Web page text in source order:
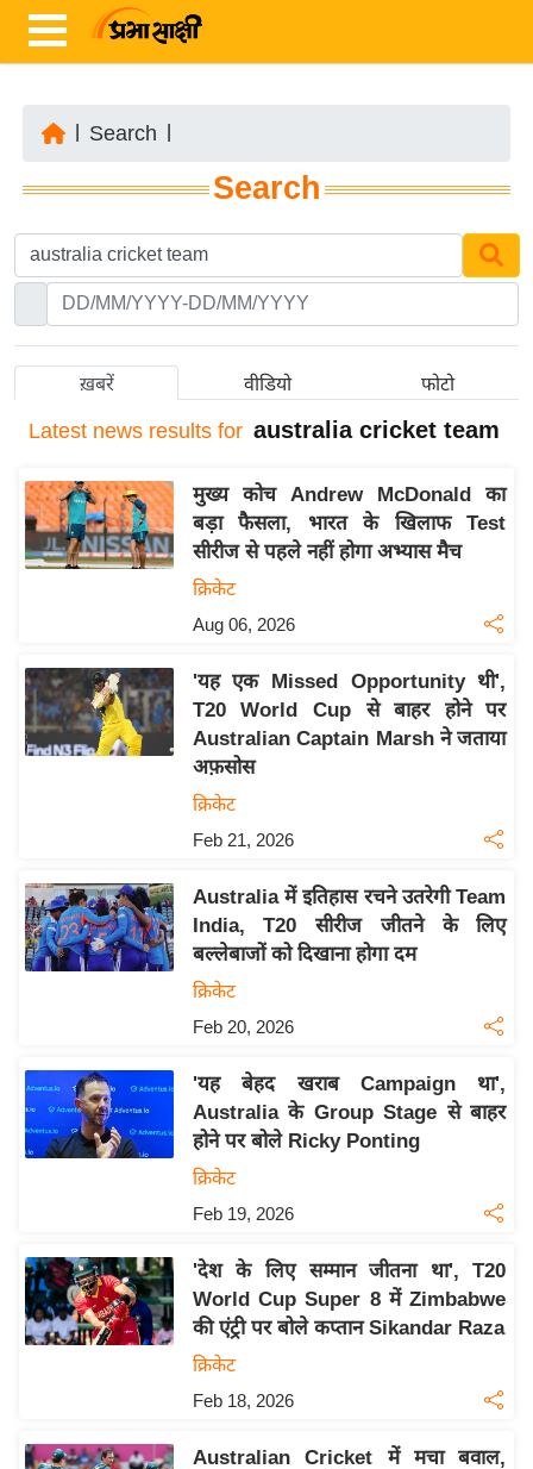
ज़ा
ख
र
ष्ट्री
अं
र्रा
ष्ट्री
य
स
उ
द्यो
त
वि
शे
य
ब
ज
क्रि
के
ट
L
Search
Search
ख़बरें वीडियो फोटो
Latest news results for australia cricket team
मुख्य कोच Andrew McDonald का
बड़ा फैसला, भारत के खिलाफ Test
सीरीज से पहले नहीं होगा अभ्यास मैच
क्रिकेट
Aug 06, 2026
'यह एक Missed Opportunity थी',
T20 World Cup से बाहर होने पर
Australian Captain Marsh ने जताया
अफ़सोस
क्रिकेट
Feb 21, 2026
Australia में इतिहास रचने उतरेगी Team
India, T20 सीरीज जीतने के लिए
बल्लेबाजों को दिखाना होगा दम
क्रिकेट
Feb 20, 2026
'यह बेहद खराब Campaign था',
Australia के Group Stage से बाहर
होने पर बोले Ricky Ponting
क्रिकेट
Feb 19, 2026
'देश के लिए सम्मान जीतना था', T20
World Cup Super 8 में Zimbabwe
की एंट्री पर बोले कप्तान Sikandar Raza
क्रिकेट
Feb 18, 2026
Australian Cricket में मचा बवाल,